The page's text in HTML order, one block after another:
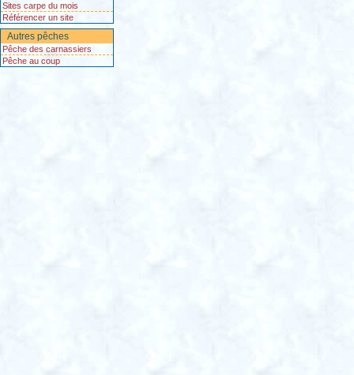
Sites carpe du mois
Référencer un site
Autres pêches
Pêche des carnassiers
Pêche au coup